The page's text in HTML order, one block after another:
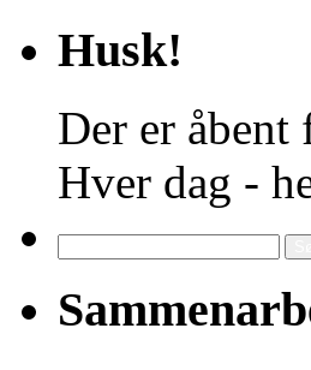
Husk!
Der er åbent
Hver dag -
efter: